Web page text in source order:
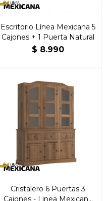
Escritorio Línea Mexicana 5
Cajones + 1 Puerta Natural
$ 8.990
Cristalero 6 Puertas 3
Cajones - Linea Mexicana